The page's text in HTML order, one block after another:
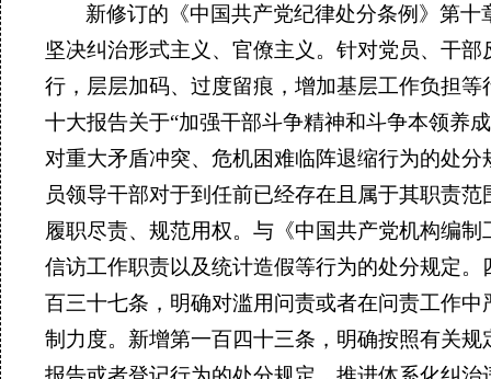
新修订的《中国共产党纪律处分条例》第
坚决纠治形式主义、官僚主义。针对党员、干
行，层层加码、过度留痕，增加基层工作负担
十大报告关于“加强干部斗争精神和斗争本领养
对重大矛盾冲突、危机困难临阵退缩行为的处
员领导干部对于到任前已经存在且属于其职责
履职尽责、规范用权。与《中国共产党机构编
信访工作职责以及统计造假等行为的处分规定
百三十七条，明确对滥用问责或者在问责工作
制力度。新增第一百四十三条，明确按照有关